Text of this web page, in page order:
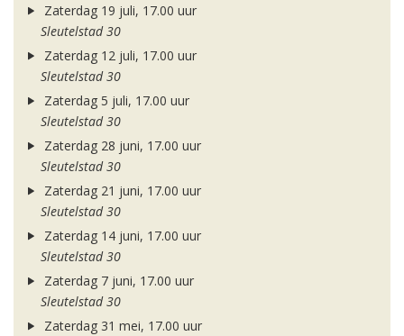
Zaterdag 19 juli, 17.00 uur
Sleutelstad 30
Zaterdag 12 juli, 17.00 uur
Sleutelstad 30
Zaterdag 5 juli, 17.00 uur
Sleutelstad 30
Zaterdag 28 juni, 17.00 uur
Sleutelstad 30
Zaterdag 21 juni, 17.00 uur
Sleutelstad 30
Zaterdag 14 juni, 17.00 uur
Sleutelstad 30
Zaterdag 7 juni, 17.00 uur
Sleutelstad 30
Zaterdag 31 mei, 17.00 uur